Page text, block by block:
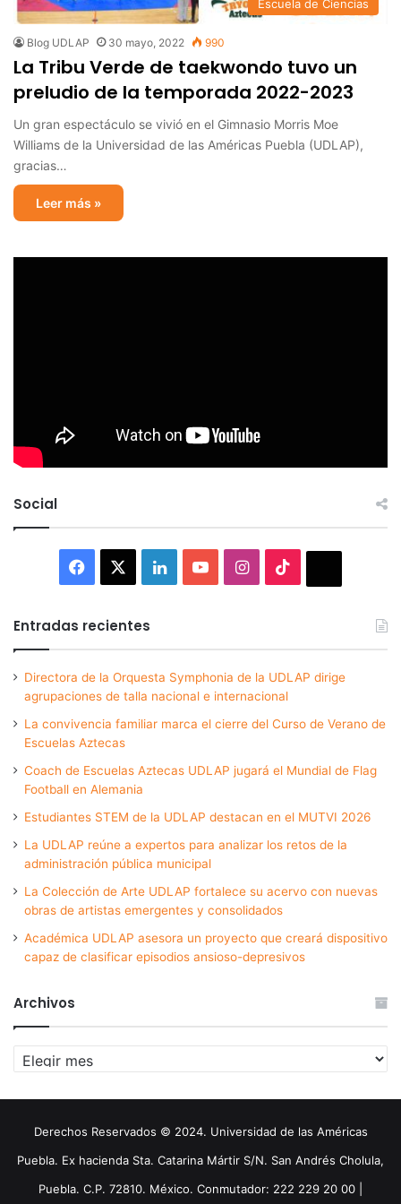
Escuela de Ciencias
Blog UDLAP 30 mayo, 2022 990
La Tribu Verde de taekwondo tuvo un
preludio de la temporada 2022-2023
Un gran espectáculo se vivió en el Gimnasio Morris Moe
Williams de la Universidad de las Américas Puebla (UDLAP),
gracias…
Leer más »
Social
Facebook LinkedInYouTubeInstagram
Entradas recientes
Directora de la Orquesta Symphonia de la UDLAP dirige
agrupaciones de talla nacional e internacional
La convivencia familiar marca el cierre del Curso de Verano de
Escuelas Aztecas
Coach de Escuelas Aztecas UDLAP jugará el Mundial de Flag
Football en Alemania
Estudiantes STEM de la UDLAP destacan en el MUTVI 2026
La UDLAP reúne a expertos para analizar los retos de la
administración pública municipal
La Colección de Arte UDLAP fortalece su acervo con nuevas
obras de artistas emergentes y consolidados
Académica UDLAP asesora un proyecto que creará dispositivo
capaz de clasificar episodios ansioso-depresivos
Archivos
Archivos
Derechos Reservados © 2024. Universidad de las Américas
Puebla. Ex hacienda Sta. Catarina Mártir S/N. San Andrés Cholula,
Puebla. C.P. 72810. México. Conmutador: 222 229 20 00 |